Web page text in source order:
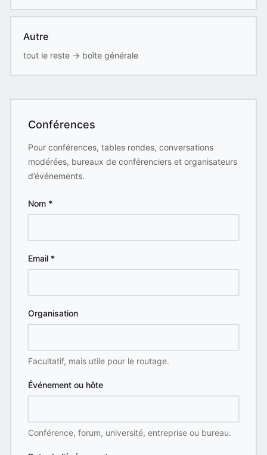
Autre
tout le reste→ boîte générale
Conférences
Pour conférences, tables rondes, conversations
modérées, bureaux de conférenciers et organisateurs
d’événements.
Nom*
Email*
Organisation
Facultatif, mais utile pour le routage.
Événement ou hôte
Conférence, forum, université, entreprise ou bureau.